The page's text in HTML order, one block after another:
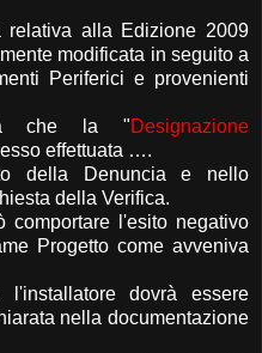
alla Edizione 2009
modificata in seguito a
Periferici e provenienti
che la "Designazione
effettuata ….
della Denuncia e nello
della Verifica.
comportare l'esito negativo
Progetto come avveniva
dovrà essere
nella documentazione